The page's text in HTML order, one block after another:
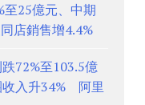
至25億元、中期
店銷售增4.4%
72%至103.5億
入升34% 阿里